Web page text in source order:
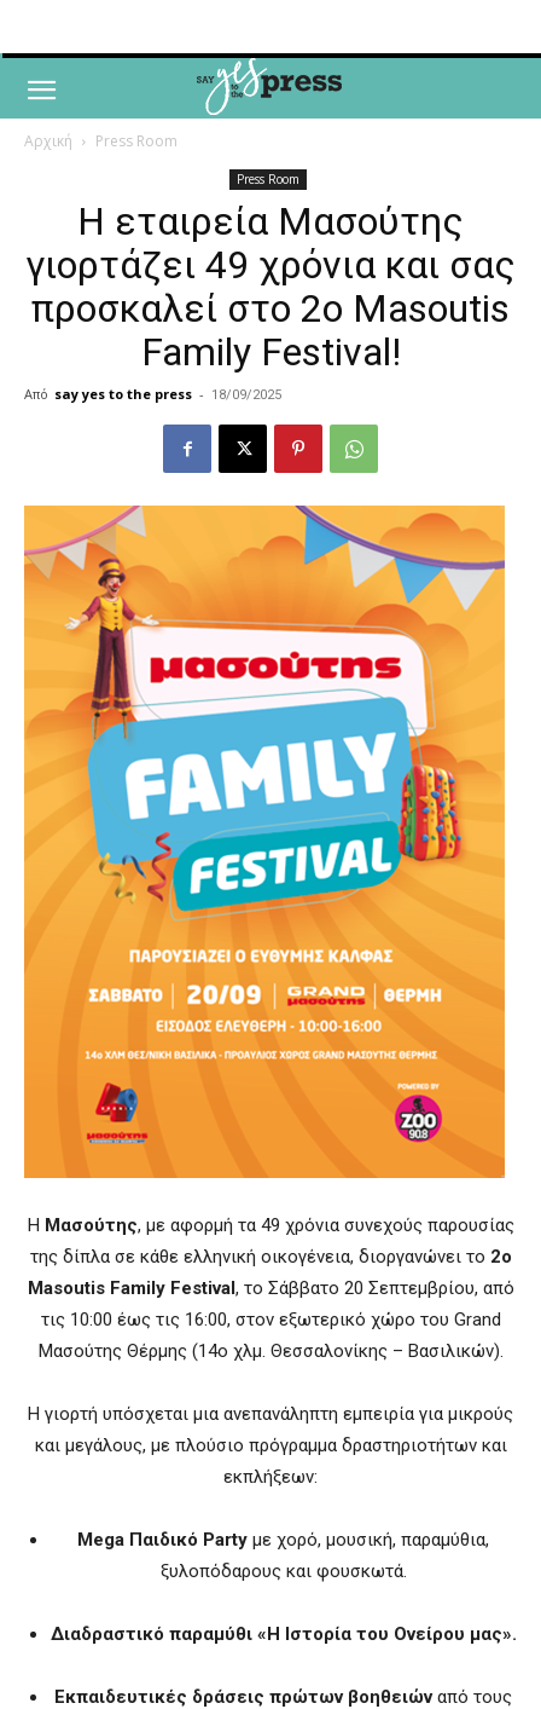
Αρχική Press Room
Press Room
Η εταιρεία Μασούτης
γιορτάζει 49 χρόνια και σας
προσκαλεί στο 2ο Masoutis
Family Festival!
Από say yes to the press - 18/09/2025
Η Μασούτης, με αφορμή τα 49 χρόνια συνεχούς παρουσίας
της δίπλα σε κάθε ελληνική οικογένεια, διοργανώνει το 2ο
Masoutis Family Festival, το Σάββατο 20 Σεπτεμβρίου, από
τις 10:00 έως τις 16:00, στον εξωτερικό χώρο του Grand
Μασούτης Θέρμης (14ο χλμ. Θεσσαλονίκης – Βασιλικών).
Η γιορτή υπόσχεται μια ανεπανάληπτη εμπειρία για μικρούς
και μεγάλους, με πλούσιο πρόγραμμα δραστηριοτήτων και
εκπλήξεων:
Mega Παιδικό Party με χορό, μουσική, παραμύθια,
ξυλοπόδαρους και φουσκωτά.
Διαδραστικό παραμύθι «Η Ιστορία του Ονείρου μας».
Εκπαιδευτικές δράσεις πρώτων βοηθειώναπό τους